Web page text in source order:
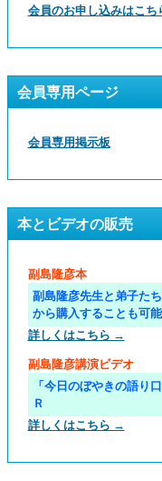
会員のお申し込みはこち
会員専用ページ
会員専用掲示板
本とビデオの販売
副島隆彦本
副島隆彦先生と弟子た
から購入することも可能
詳しくはこちら →
副島隆彦講演ビデオ
「今日のぼやきの語り
Ｒ
詳しくはこちら →